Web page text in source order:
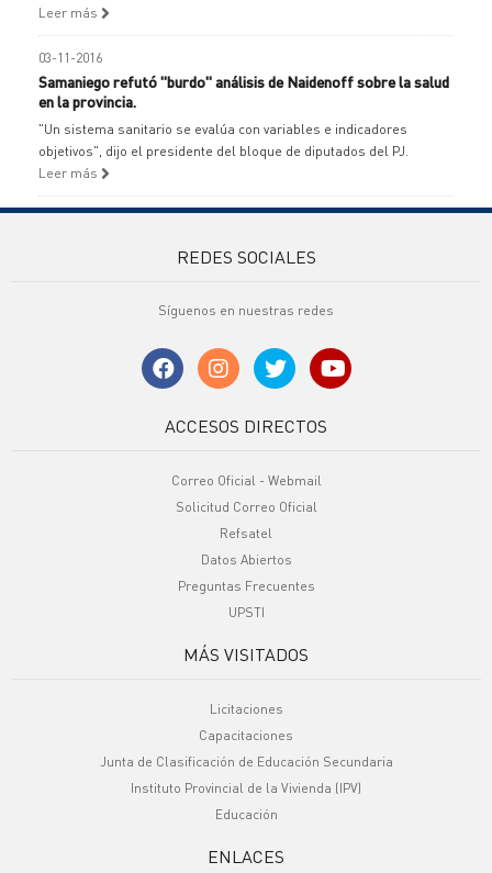
Leer más
03-11-2016
Samaniego refutó "burdo" análisis de Naidenoff sobre la salud
en la provincia.
"Un sistema sanitario se evalúa con variables e indicadores
objetivos", dijo el presidente del bloque de diputados del PJ.
Leer más
REDES SOCIALES
Síguenos en nuestras redes
ACCESOS DIRECTOS
Correo Oficial - Webmail
Solicitud Correo Oficial
Refsatel
Datos Abiertos
Preguntas Frecuentes
UPSTI
MÁS VISITADOS
Licitaciones
Capacitaciones
Junta de Clasificación de Educación Secundaria
Instituto Provincial de la Vivienda (IPV)
Educación
ENLACES